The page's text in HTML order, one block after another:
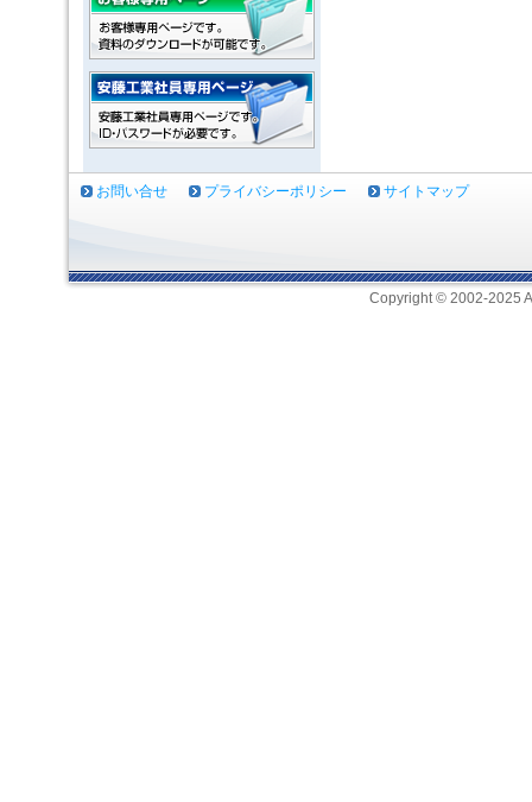
お問い合せ プライバシーポリシー サイトマップ
Copyright © 2002-2025